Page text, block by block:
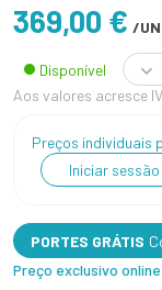
369,00 € /UN
Disponível
Aos valores acresce
Preços individuais
Iniciar sessão
PORTES GRÁTIS
Preço exclusivo online